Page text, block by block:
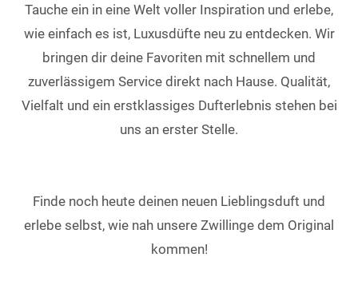
Tauche ein in eine Welt voller Inspiration und erlebe,
wie einfach es ist, Luxusdüfte neu zu entdecken. Wir
bringen dir deine Favoriten mit schnellem und
zuverlässigem Service direkt nach Hause. Qualität,
Vielfalt und ein erstklassiges Dufterlebnis stehen bei
uns an erster Stelle.
Finde noch heute deinen neuen Lieblingsduft und
erlebe selbst, wie nah unsere Zwillinge dem Original
kommen!